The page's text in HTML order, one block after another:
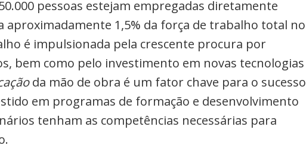
pessoas estejam empregadas diretamente
aproximadamente 1,5% da força de trabalho total no
é impulsionada pela crescente procura por
bem como pelo investimento em novas tecnologias
da mão de obra é um fator chave para o sucesso
em programas de formação e desenvolvimento
tenham as competências necessárias para